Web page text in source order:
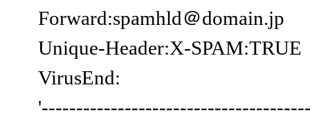
Forward:spamhld＠domain.jp
Unique-Header:X-SPAM:TRUE
VirusEnd: